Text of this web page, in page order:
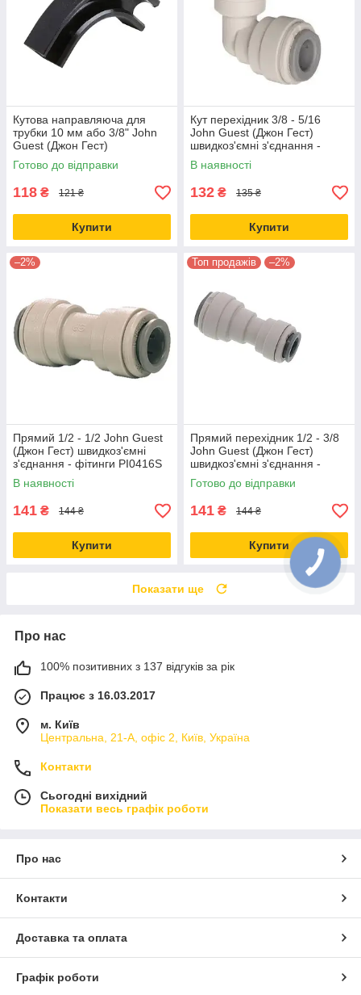
Кутова направляюча для
трубки 10 мм або 3/8" John
Guest (Джон Гест)
швидкоз'ємні з'єднання -
фітинги
Готово до відправки
118 ₴ 121 ₴
Купити
Кут перехідник 3/8 - 5/16
John Guest (Джон Гест)
швидкоз'ємні з'єднання -
фітинги PI211210S
В наявності
132 ₴ 135 ₴
Купити
–2%
Прямий 1/2 - 1/2 John Guest
(Джон Гест) швидкоз'ємні
з'єднання - фітинги PI0416S
В наявності
141 ₴ 144 ₴
Купити
Топ продажів –2%
Прямий перехідник 1/2 - 3/8
John Guest (Джон Гест)
швидкоз'ємні з'єднання -
фітинги PI201612S
Готово до відправки
141 ₴ 144 ₴
Купити
Показати ще
Про нас
100% позитивних з 137 відгуків за рік
Працює з 16.03.2017
м. Київ
Центральна, 21-А, офіс 2, Київ, Україна
Контакти
Сьогодні вихідний
Показати весь графік роботи
Про нас
Контакти
Доставка та оплата
Графік роботи